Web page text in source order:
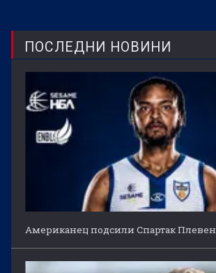
ПОСЛЕДНИ НОВИНИ
Американец подсили Спартак Плевен